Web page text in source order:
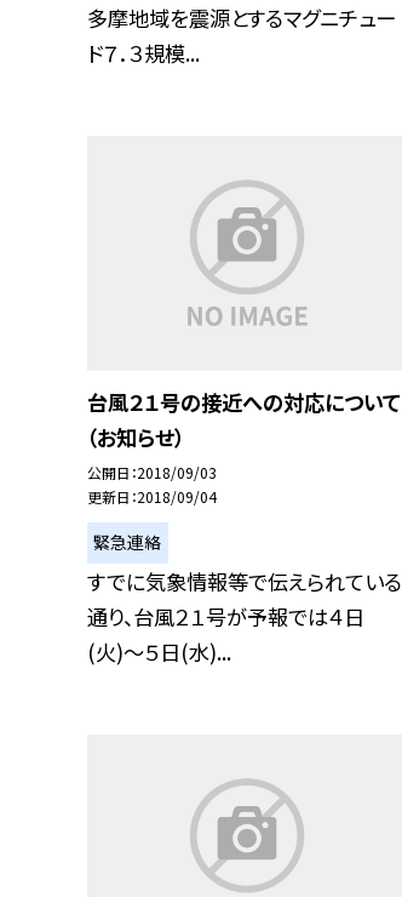
多摩地域を震源とするマグニチュー
ド７．３規模...
台風２１号の接近への対応について
（お知らせ）
公開日 2018/09/03
更新日 2018/09/04
緊急連絡
すでに気象情報等で伝えられている
通り、台風２１号が予報では４日
(火)〜５日(水)...